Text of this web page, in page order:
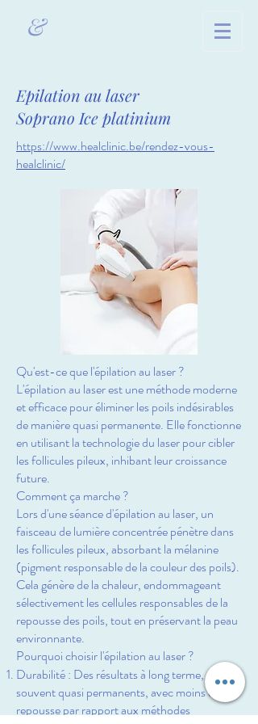
&
Epilation au laser
Soprano Ice platinium
https://www.healclinic.be/rendez-vous-
healclinic/
Qu'est-ce que l'épilation au laser ?
L'épilation au laser est une méthode moderne
et efficace pour éliminer les poils indésirables
de manière quasi permanente. Elle fonctionne
en utilisant la technologie du laser pour cibler
les follicules pileux, inhibant leur croissance
future.
Comment ça marche ?
Lors d'une séance d'épilation au laser, un
faisceau de lumière concentrée pénètre dans
les follicules pileux, absorbant la mélanine
(pigment responsable de la couleur des poils).
Cela génère de la chaleur, endommageant
sélectivement les cellules responsables de la
repousse des poils, tout en préservant la peau
environnante.
Pourquoi choisir l'épilation au laser ?
Durabilité : Des résultats à long terme,
souvent quasi permanents, avec moins de
repousse par rapport aux méthodes